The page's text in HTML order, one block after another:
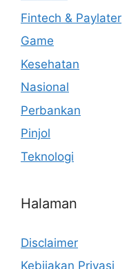
Fintech & Paylater
Game
Kesehatan
Nasional
Perbankan
Pinjol
Teknologi
Halaman
Disclaimer
Kebijakan Privasi